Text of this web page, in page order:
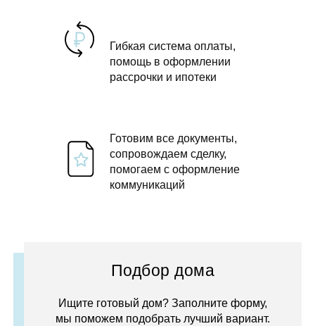
Гибкая система оплаты,
помощь в оформлении
рассрочки и ипотеки
Готовим все документы,
сопровождаем сделку,
помогаем с оформление
коммуникаций
Подбор дома
Ищите готовый дом? Заполните форму,
мы поможем подобрать лучший вариант.